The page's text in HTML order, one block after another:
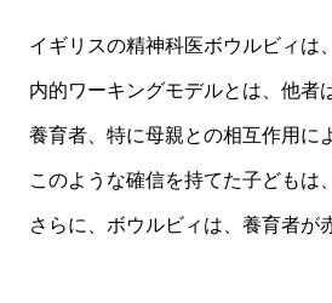
イギリスの精神科医ボウルビィは
内的ワーキングモデルとは、他者
養育者、特に母親との相互作用に
このような確信を持てた子どもは
さらに、ボウルビィは、養育者が